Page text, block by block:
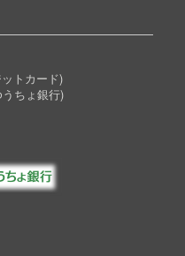
トカード)
ちょ銀行)